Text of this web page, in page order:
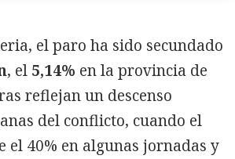
el paro ha sido secundado
, el 5,14% en la provincia de
reflejan un descenso
del conflicto, cuando el
40% en algunas jornadas y